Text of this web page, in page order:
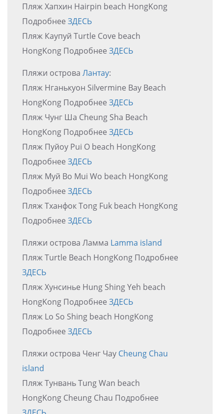
Пляж Хапхин Hairpin beach HongKong
Подробнее ЗДЕСЬ
Пляж Каупуй Turtle Cove beach
HongKong Подробнее ЗДЕСЬ
Пляжи острова Лантау:
Пляж Нганькуон Silvermine Bay Beach
HongKong Подробнее ЗДЕСЬ
Пляж Чунг Ша Cheung Sha Beach
HongKong Подробнее ЗДЕСЬ
Пляж Пуйоу Pui O beach HongKong
Подробнее ЗДЕСЬ
Пляж Муй Во Mui Wo beach HongKong
Подробнее ЗДЕСЬ
Пляж Тханфок Tong Fuk beach HongKong
Подробнее ЗДЕСЬ
Пляжи острова Ламма Lamma island
Пляж Turtle Beach HongKong Подробнее
ЗДЕСЬ
Пляж Хунсинье Hung Shing Yeh beach
HongKong Подробнее ЗДЕСЬ
Пляж Lo So Shing beach HongKong
Подробнее ЗДЕСЬ
Пляжи острова Ченг Чау Cheung Chau
island
Пляж Тунвань Tung Wan beach
HongKong Cheung Chau Подробнее